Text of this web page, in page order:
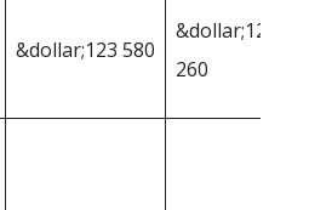
&dollar;123 580
&dollar;121
260